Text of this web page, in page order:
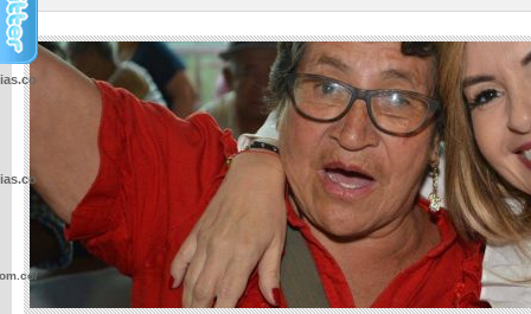
wp-
wp-
wp-